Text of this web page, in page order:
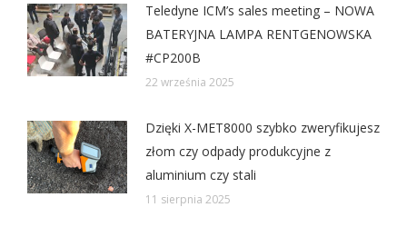
Teledyne ICM’s sales meeting – NOWA
BATERYJNA LAMPA RENTGENOWSKA
#CP200B
22 września 2025
Dzięki X-MET8000 szybko zweryfikujesz
złom czy odpady produkcyjne z
aluminium czy stali
11 sierpnia 2025